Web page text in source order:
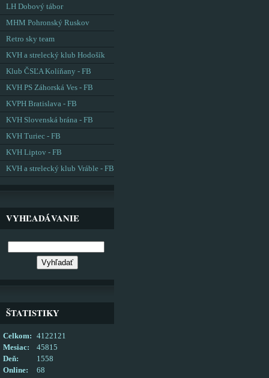
LH Dobový tábor
MHM Pohronský Ruskov
Retro sky team
KVH a strelecký klub Hodošík
Klub ČSĽA Kolíňany - FB
KVH PS Záhorská Ves - FB
KVPH Bratislava - FB
KVH Slovenská brána - FB
KVH Turiec - FB
KVH Liptov - FB
KVH a strelecký klub Vráble - FB
VYHĽADÁVANIE
ŠTATISTIKY
Online: 68
Celkom:
4122121
Mesiac:
45815
Deň:
1558